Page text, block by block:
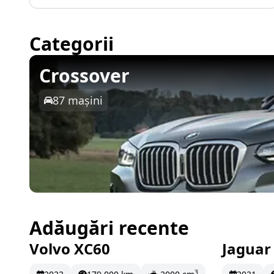
Categorii
Crossover
87 mașini
Adăugări recente
În stoc 513.32 EUR/lună
Volvo XC60
3
În
Jaguar